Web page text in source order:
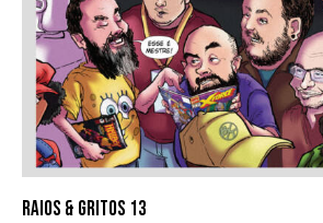
RAIOS & GRITOS 13